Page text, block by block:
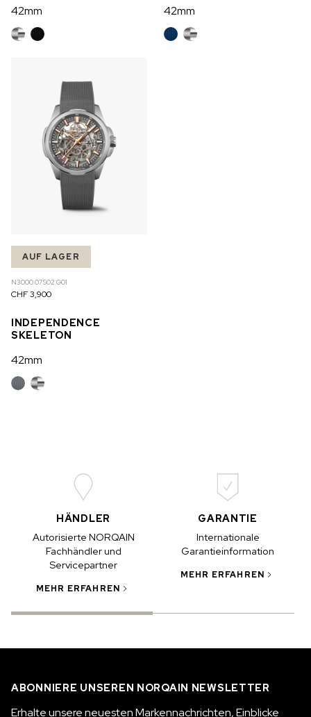
42mm 42mm
AUF LAGER
N3000.07S02.G01
CHF 3,900
INDEPENDENCE
SKELETON
42mm
HÄNDLER
Autorisierte NORQAIN
Fachhändler und
Servicepartner
MEHR ERFAHREN
GARANTIE
Internationale
Garantieinformation
MEHR ERFAHREN
ABONNIERE UNSEREN NORQAIN NEWSLETTER
Erhalte unsere neuesten Markennachrichten, Einblicke